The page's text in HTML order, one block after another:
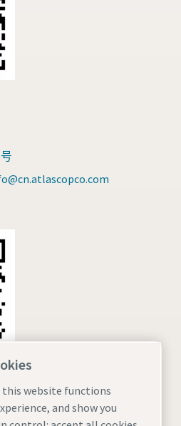
this website functions
and show you